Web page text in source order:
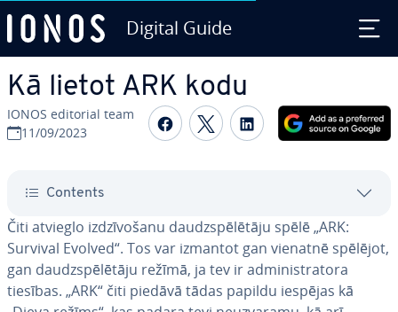
Digital Guide
Kā lietot ARK kodu
IONOS editorial team
11/09/2023
Share on Facebook
Share on Twitter
Share on
Contents
Čiti atvieglo iz­dzī­vo­ša­nu daudzspē­lē­tā­ju spēlē „ARK:
Survival Evolved“. Tos var izmantot gan vienatnē spēlējot,
gan daudzspē­lē­tā­ju režīmā, ja tev ir ad­mi­nis­tra­to­ra
tiesības. „ARK“ čiti piedāvā tādas papildu iespējas kā